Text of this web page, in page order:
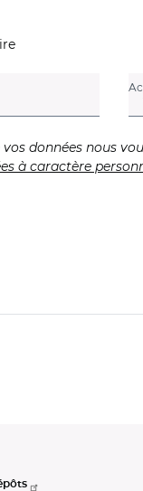
données nous
à caractère